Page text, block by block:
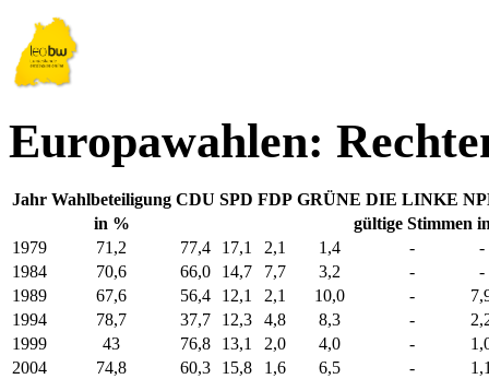
Europawahlen:
Jahr Wahlbeteiligung CDU SPD FDP GRÜNE DIE LINKE
in %
gültige Stimmen
1979
71,2 77,4 17,1 2,1 1,4 -
-
1984
70,6 66,0 14,7 7,7 3,2 -
-
1989
67,6 56,4 12,1 2,1 10,0 -
1994
78,7 37,7 12,3 4,8 8,3 -
1999
43 76,8 13,1 2,0 4,0 -
2004
74,8 60,3 15,8 1,6 6,5 -